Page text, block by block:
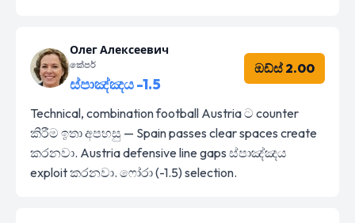
Олег Алексеевич
කේපර්
ස්පාඤ්ඤය -1.5
ඔඩ්ස් 2.00
Technical, combination football Austria ට counter
කිරීම ඉතා අපහසු — Spain passes clear spaces create
කරනවා. Austria defensive line gaps ස්පාඤ්ඤය
exploit කරනවා. ෆෝරා (-1.5) selection.